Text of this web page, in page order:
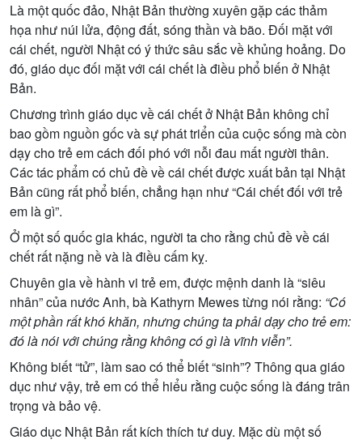
Là một quốc đảo, Nhật Bản thường xuyên gặp các thảm
họa như núi lửa, động đất, sóng thần và bão. Đối mặt với
cái chết, người Nhật có ý thức sâu sắc về khủng hoảng. Do
đó, giáo dục đối mặt với cái chết là điều phổ biến ở Nhật
Bản.
Chương trình giáo dục về cái chết ở Nhật Bản không chỉ
bao gồm nguồn gốc và sự phát triển của cuộc sống mà còn
dạy cho trẻ em cách đối phó với nỗi đau mất người thân.
Các tác phẩm có chủ đề về cái chết được xuất bản tại Nhật
Bản cũng rất phổ biến, chẳng hạn như “Cái chết đối với trẻ
em là gì”.
Ở một số quốc gia khác, người ta cho rằng chủ đề về cái
chết rất nặng nề và là điều cấm kỵ.
Chuyên gia về hành vi trẻ em, được mệnh danh là “siêu
nhân” của nước Anh, bà Kathyrn Mewes từng nói rằng: “Có
một phần rất khó khăn, nhưng chúng ta phải dạy cho trẻ em:
đó là nói với chúng rằng không có gì là vĩnh viễn”.
Không biết “tử”, làm sao có thể biết “sinh”? Thông qua giáo
dục như vậy, trẻ em có thể hiểu rằng cuộc sống là đáng trân
trọng và bảo vệ.
Giáo dục Nhật Bản rất kích thích tư duy. Mặc dù một số